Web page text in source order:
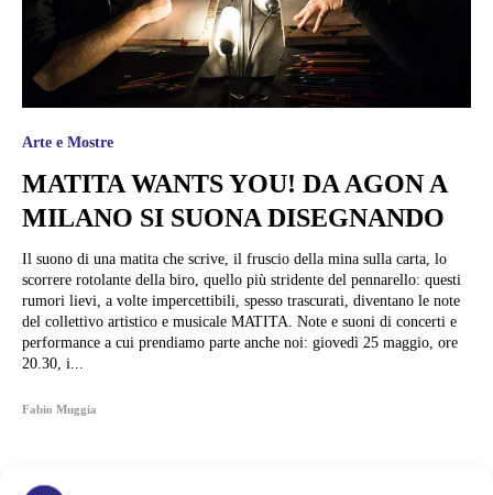
Arte e Mostre
MATITA WANTS YOU! DA AGON A
MILANO SI SUONA DISEGNANDO
Il suono di una matita che scrive, il fruscio della mina sulla carta, lo
scorrere rotolante della biro, quello più stridente del pennarello: questi
rumori lievi, a volte impercettibili, spesso trascurati, diventano le note
del collettivo artistico e musicale MATITA. Note e suoni di concerti e
performance a cui prendiamo parte anche noi: giovedì 25 maggio, ore
20.30, i...
Fabio Muggia